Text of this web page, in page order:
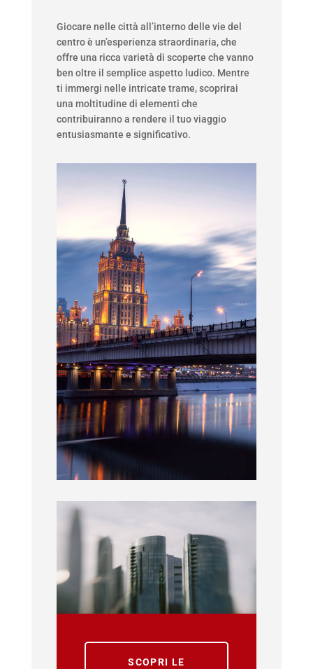
Giocare nelle città all’interno delle vie del
centro è un’esperienza straordinaria, che
offre una ricca varietà di scoperte che vanno
ben oltre il semplice aspetto ludico. Mentre
ti immergi nelle intricate trame, scoprirai
una moltitudine di elementi che
contribuiranno a rendere il tuo viaggio
entusiasmante e significativo.
SCOPRI LE